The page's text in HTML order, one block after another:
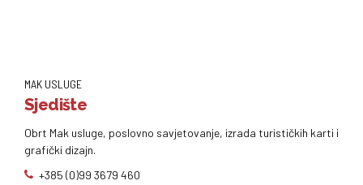
MAK USLUGE
Sjedište
Obrt Mak usluge, poslovno savjetovanje, izrada turističkih karti i
grafički dizajn.
+385 (0)99 3679 460